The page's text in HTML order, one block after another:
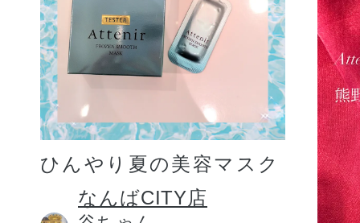
ひんやり夏の美容マスク
なんばCITY店